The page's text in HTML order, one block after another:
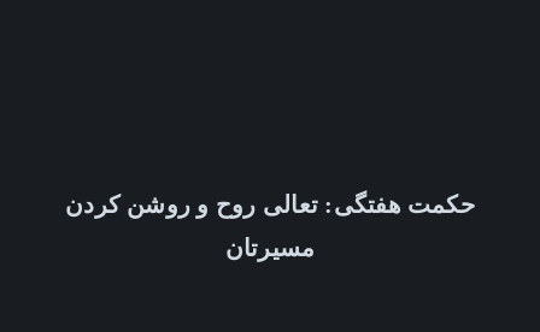
حکمت هفتگی: تعالی روح و روشن کردن
مسیرتان